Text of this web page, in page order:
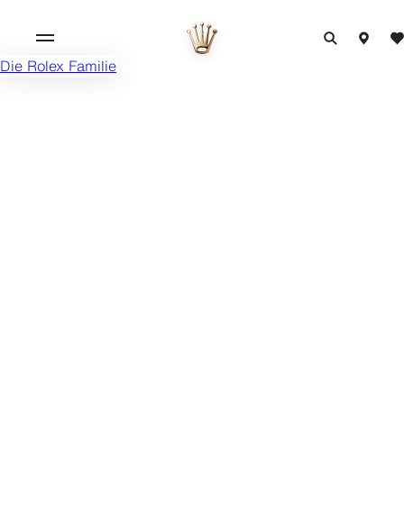
Die Rolex Familie